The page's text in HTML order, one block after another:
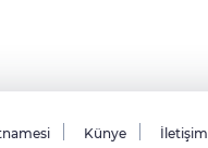
Künye İletişim